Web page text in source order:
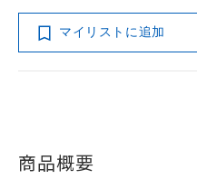
マイリストに追加
商品概要